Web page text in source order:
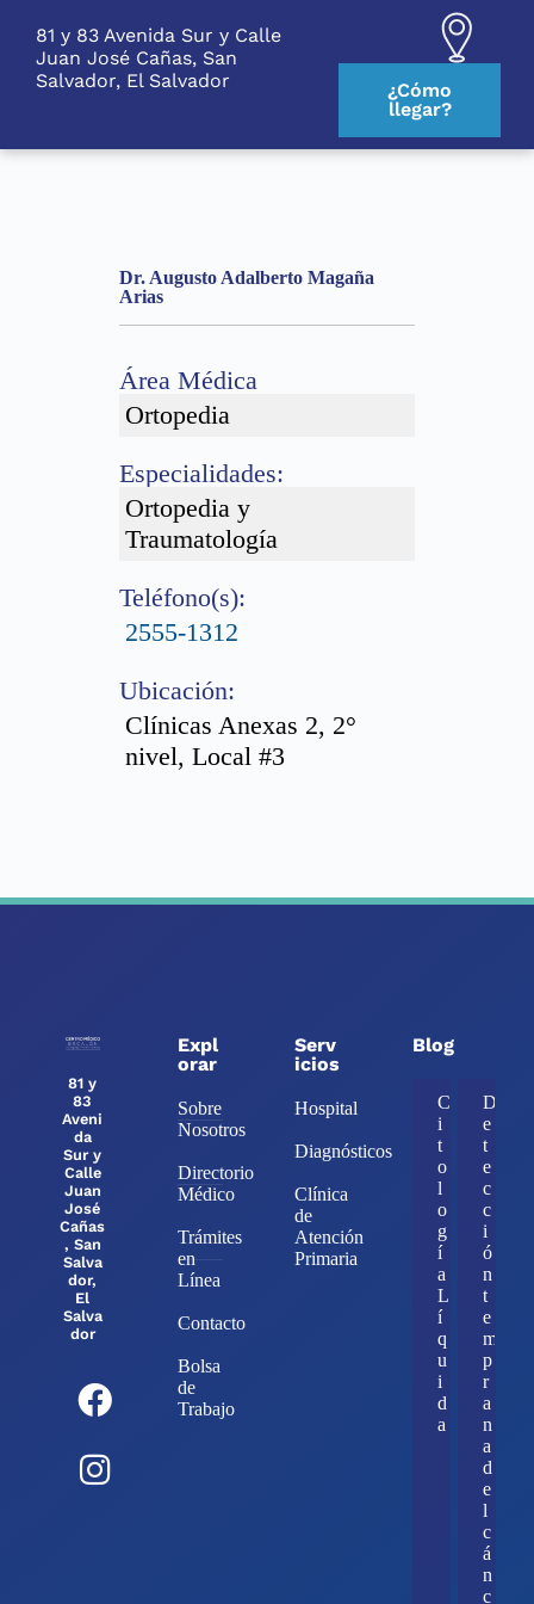
c
81 y 83 Avenida Sur y Calle
Juan José Cañas, San
Salvador, El Salvador
¿Cómo
llegar?
Dr. Augusto Adalberto Magaña
Arias
Área Médica
Ortopedia
Especialidades:
Ortopedia y
Traumatología
Teléfono(s):
2555-1312
Ubicación:
Clínicas Anexas 2, 2°
nivel, Local #3
81 y
83
Aveni
da
Sur y
Calle
Juan
José
Cañas
, San
Salva
dor,
El
Salva
dor
Expl
orar
Sobre
Nosotros
Directorio
Médico
Trámites
en
Línea
Contacto
Bolsa
de
Trabajo
Serv
icios
Hospital
Diagnósticos
Clínica
de
Atención
Primaria
Blog
C
i
t
o
l
o
g
í
a
L
í
q
u
i
d
a
D
e
t
e
c
c
i
ó
n
t
e
m
p
r
a
n
a
d
e
l
c
á
n
c